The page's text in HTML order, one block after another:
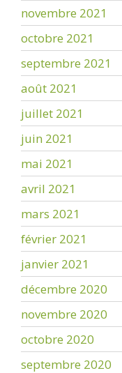
novembre 2021
octobre 2021
septembre 2021
août 2021
juillet 2021
juin 2021
mai 2021
avril 2021
mars 2021
février 2021
janvier 2021
décembre 2020
novembre 2020
octobre 2020
septembre 2020